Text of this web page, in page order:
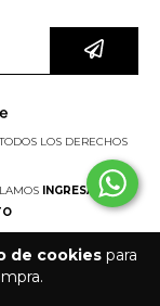
de cookiespara
LOS DERECHOS
INGRESÁ ACÁ.